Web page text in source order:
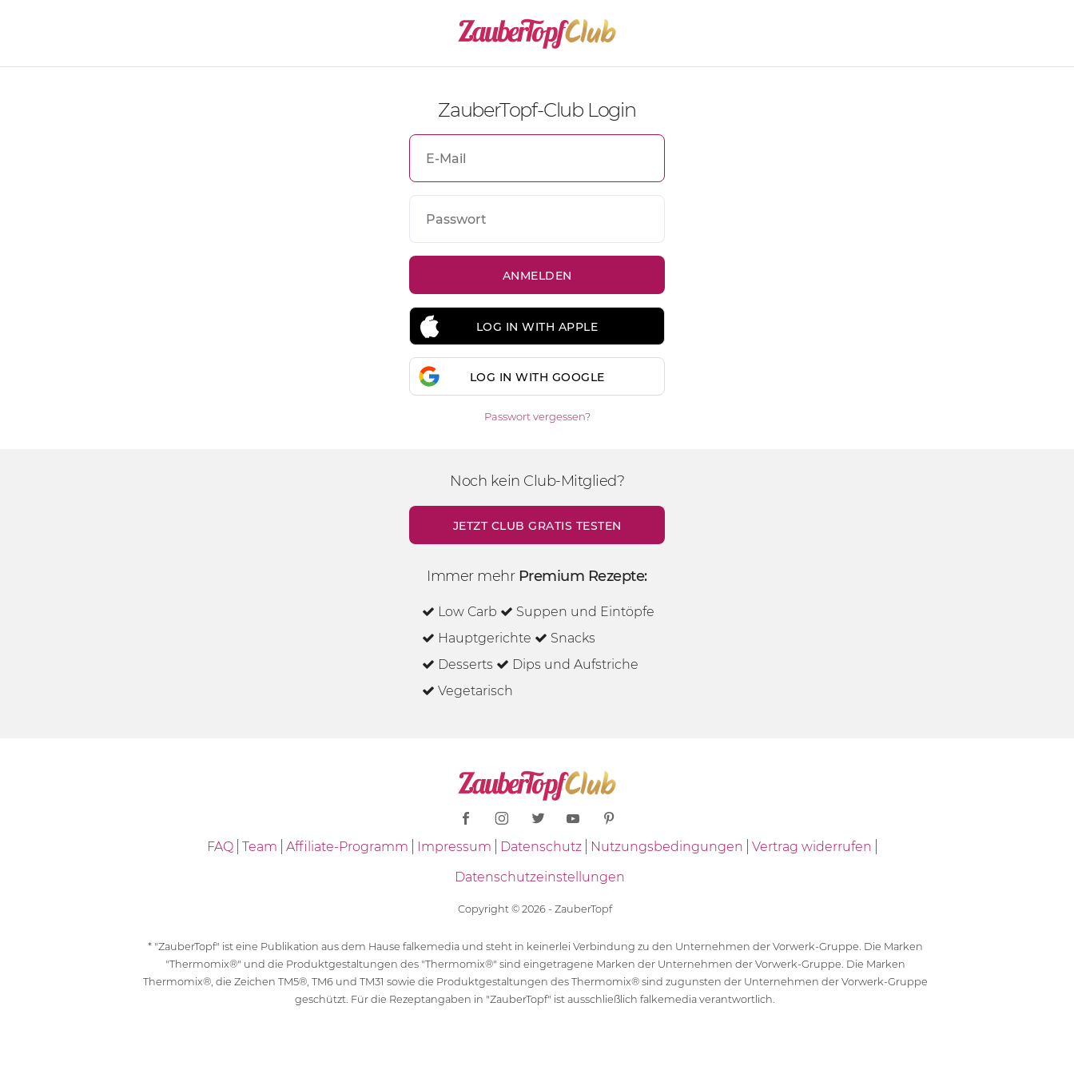
ZauberTopf-Club Login
LOG IN WITH APPLE
LOG IN WITH GOOGLE
Passwort vergessen?
Noch kein Club-Mitglied?
JETZT CLUB GRATIS TESTEN
Immer mehr Premium Rezepte:
Low Carb
Suppen und Eintöpfe
Hauptgerichte
Snacks
Desserts
Dips und Aufstriche
Vegetarisch
FAQ Team Affiliate-Programm Impressum Datenschutz Nutzungsbedingungen
Vertrag widerrufen
Datenschutzeinstellungen
Copyright © 2026 - ZauberTopf
* "ZauberTopf" ist eine Publikation aus dem Hause falkemedia und steht in keinerlei Verbindung zu den Unternehmen der Vorwerk-Gruppe. Die Marken
"Thermomix®" und die Produktgestaltungen des "Thermomix®" sind eingetragene Marken der Unternehmen der Vorwerk-Gruppe. Die Marken
Thermomix®, die Zeichen TM5®, TM6 und TM31 sowie die Produktgestaltungen des Thermomix® sind zugunsten der Unternehmen der Vorwerk-Gruppe
geschützt. Für die Rezeptangaben in "ZauberTopf" ist ausschließlich falkemedia verantwortlich.